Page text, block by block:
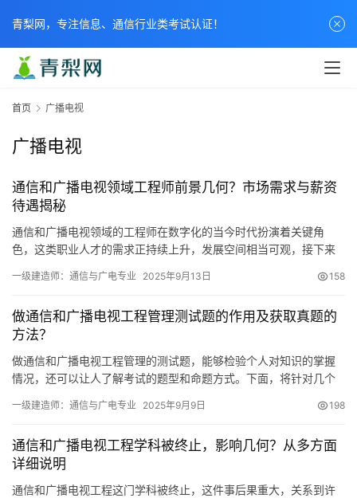
首页 广播电视
广播电视
通信和广播电视领域工程师前景几何？市场需求与薪资
待遇揭秘
通信和广播电视领域的工程师在数字化的当今时代扮演着关键角
色，这类职业人才的需求正持续上升，发展空间相当可观，接下来
一级建造师：通信与广电专业 2025年9月13日 158
做通信和广播电视工程管理测试题的作用及获取真题的
方法？
做通信和广播电视工程管理的测试题，能够检验个人对知识的掌握
情况，还可以让人了解考试的题型和命题方式。下面，将针对几个
一级建造师：通信与广电专业 2025年9月9日 198
通信和广播电视工程学科被终止，影响几何？从多方面
详细说明
通信和广播电视工程这门学科被终止，这件事后果重大，关系到许
青梨网，专注信息、通信行业类考试认证！